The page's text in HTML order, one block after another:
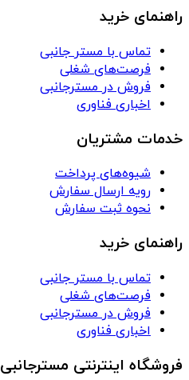
راهنمای خرید
تماس با مستر جانبی
فرصت‌های شغلی
فروش در مسترجانبی
اخباری فناوری
خدمات مشتریان
شیوه‌های پرداخت
رویه ارسال سفارش
نحوه ثبت سفارش
راهنمای خرید
تماس با مستر جانبی
فرصت‌های شغلی
فروش در مسترجانبی
اخباری فناوری
فروشگاه اینترنتی مسترجانبی